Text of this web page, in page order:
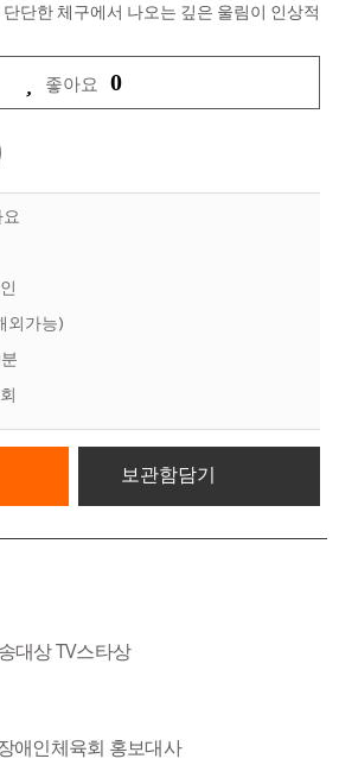
단한 체구에서 나오는 깊은 울림이 인상적
좋아요 0
외가능)
보관함담기
대상 TV스타상
애인체육회 홍보대사